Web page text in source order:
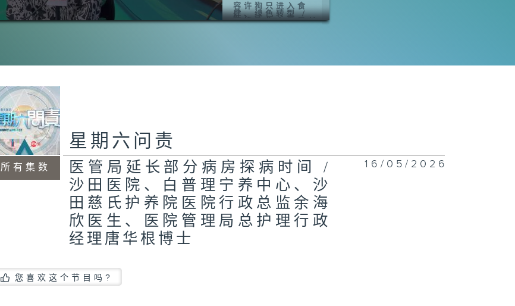
容许狗只进入食
肆、绿色转型 /
环境及生态局局长
白石角车站项目、
北部都会区发展 /
发展局局长甯汉豪
所有集数
星期六问责
医管局延长部分病房探病时间 /
沙田医院、白普理宁养中心、沙
田慈氏护养院医院行政总监余海
欣医生、医院管理局总护理行政
经理唐华根博士
16/05/2026
您喜欢这个节目吗?